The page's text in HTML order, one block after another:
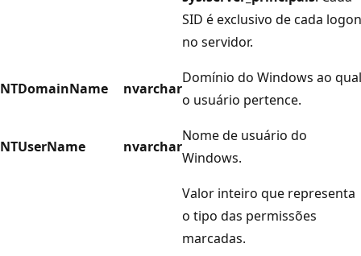
SID é exclusivo de cada logon
no servidor.
NTDomainName nvarchar
Domínio do Windows ao qual
o usuário pertence.
NTUserName nvarchar
Nome de usuário do
Windows.
Valor inteiro que representa
o tipo das permissões
marcadas.